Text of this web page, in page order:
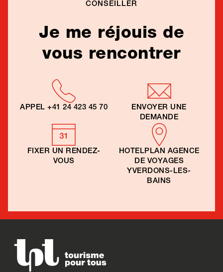
CONSEILLER
Je me réjouis de
vous rencontrer
APPEL+41 24 423 45 70
ENVOYER UNE
DEMANDE
FIXER UN RENDEZ-
VOUS
HOTELPLAN AGENCE
DE VOYAGES
YVERDONS-LES-
BAINS